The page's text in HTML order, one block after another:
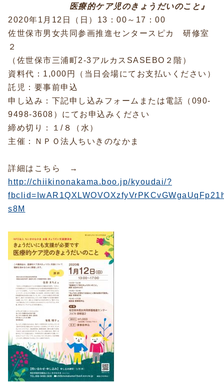
医療的ケア児のきょうだいのこと』
2020年1月12日（日）13：00～17：00
佐世保市男女共同参画推進センタースピカ 研修室
２
（佐世保市三浦町2-3アルカスSASEBO２階）
資料代：1,000円（当日会場にてお支払いください）
託児：要事前申込
申し込み：下記申し込みフォームまたは電話（090-
9498-3608）にてお申込みください
締め切り：１/８（水）
主催：ＮＰＯ法人ちいきのなかま
詳細はこちら →
http://chiikinonakama.boo.jp/kyoudai/?
s8M